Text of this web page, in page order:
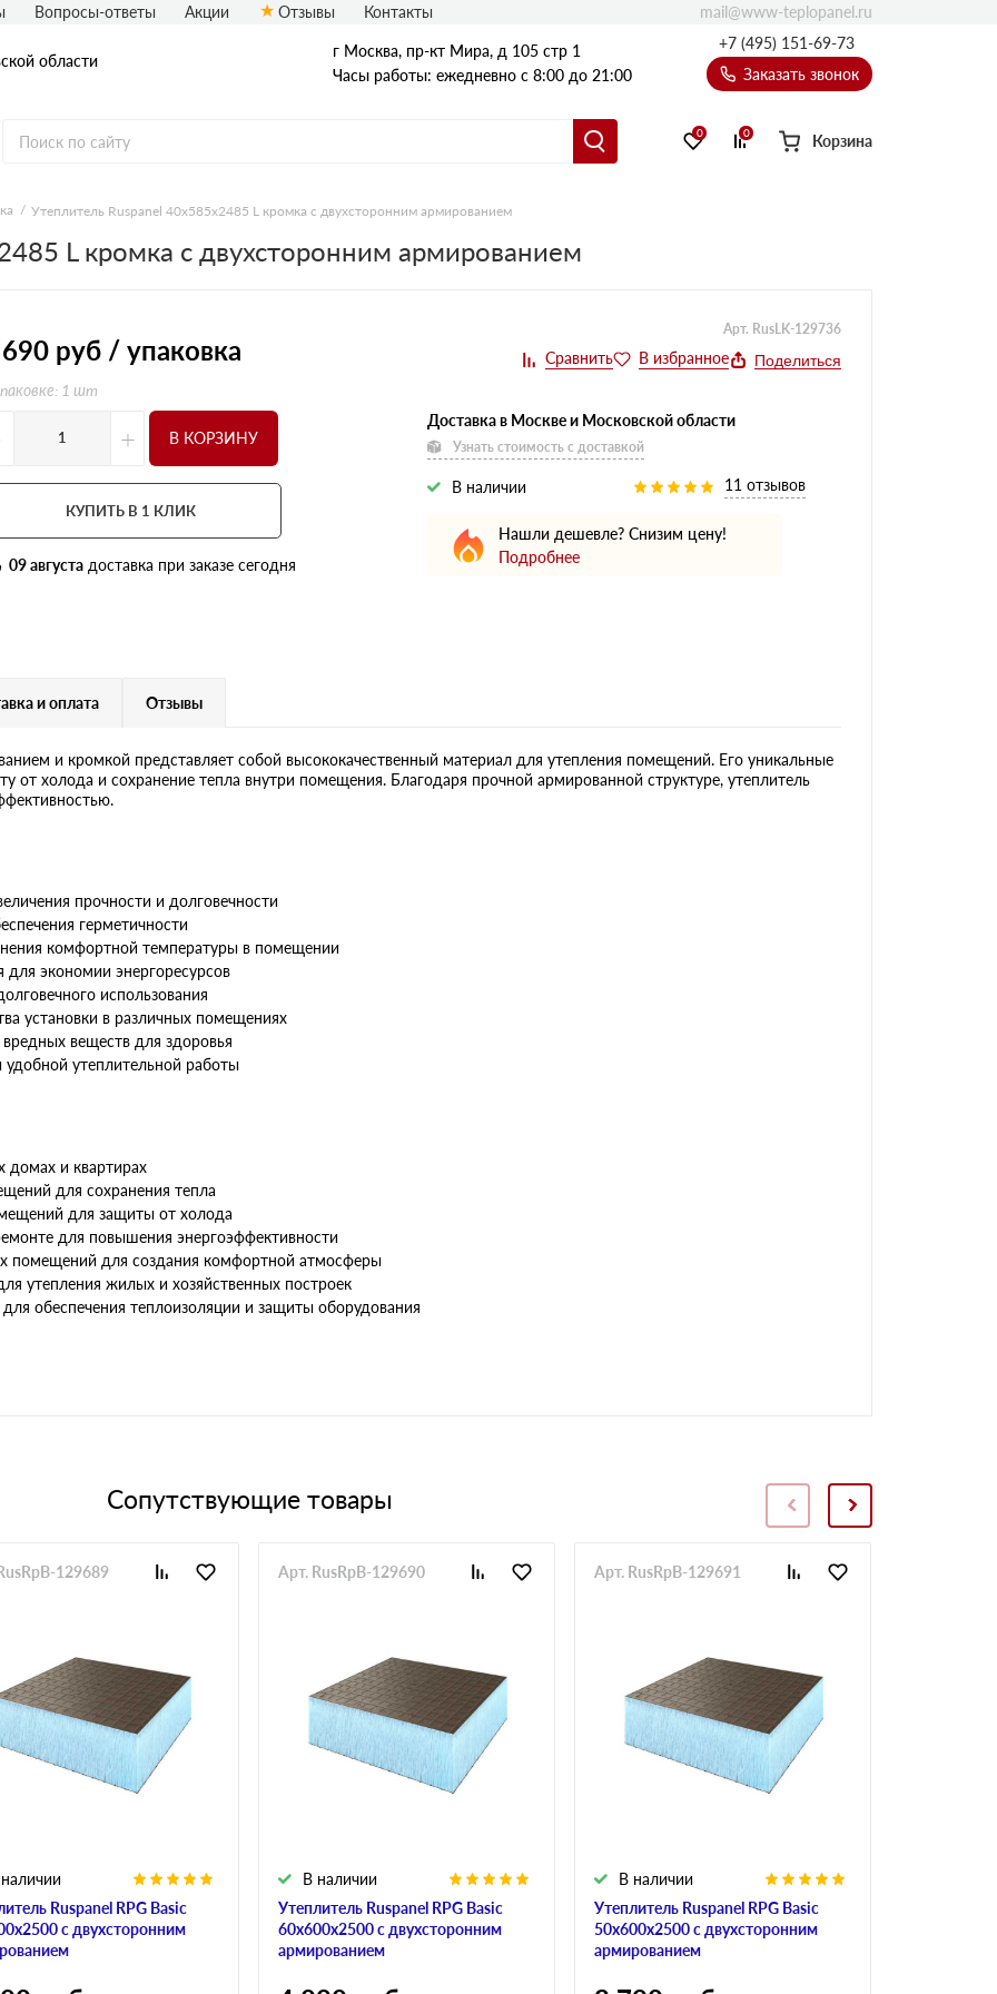
области
г Москва, пр-кт Мира, д 105 стр 1
Часы работы: ежедневно с 8:00 до 21:00
+7 (495) 151-69-73
Заказать звонок
L Кромка
RPG Basic
Шип-паз
0 0 Корзина
Вопросы-ответы Акции Отзывы Контакты mail@www-teplopanel.ru
Утеплитель Ruspanel 40х585х2485 L кромка с двухсторонним армированием
L кромка с двухсторонним армированием
руб / упаковка
1 шт
Арт. RusLK-129736
Поделиться
+ В КОРЗИНУ
КУПИТЬ В 1 КЛИК
09 августа доставка при заказе сегодня
Доставка в Москве и Московской области
Узнать стоимость с доставкой
В наличии 11 отзывов
Нашли дешевле? Снизим цену!
Подробнее
и оплата Отзывы
и кромкой представляет собой высококачественный материал для утепления помещений. Его уникальные
от холода и сохранение тепла внутри помещения. Благодаря прочной армированной структуре, утеплитель
прочности и долговечности
герметичности
комфортной температуры в помещении
для экономии энергоресурсов
использования
установки в различных помещениях
веществ для здоровья
утеплительной работы
домах и квартирах
для сохранения тепла
для защиты от холода
для повышения энергоэффективности
помещений для создания комфортной атмосферы
утепления жилых и хозяйственных построек
обеспечения теплоизоляции и защиты оборудования
Сопутствующие товары
Ruspanel RPG Basic
с двухсторонним
129689
Утеплитель Ruspanel RPG Basic
60х600х2500 с двухсторонним
армированием
В наличии
Арт. RusRpB-129690
Утеплитель Ruspanel RPG Basic
50х600х2500 с двухсторонним
армированием
В наличии
Арт. RusRpB-129691